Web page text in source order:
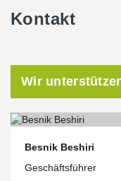
Kontakt
Wir
Besnik Beshiri
Geschäftsführer